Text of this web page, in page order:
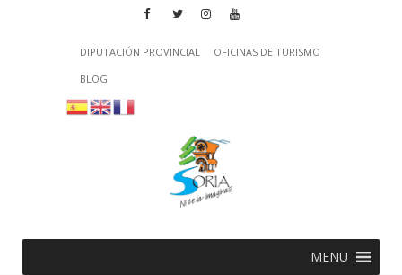
DIPUTACIÓN PROVINCIAL
OFICINAS DE TURISMO
BLOG
MENU